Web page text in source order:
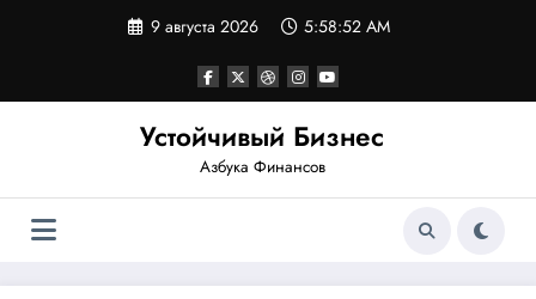
9 августа 2026 5:58:52 AM
Устойчивый Бизнес
Азбука Финансов